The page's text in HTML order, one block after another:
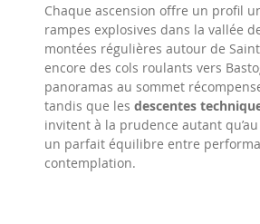
Chaque ascension offre un profil
rampes explosives dans la vallée
montées régulières autour de
encore des cols roulants vers
panoramas au sommet
tandis que les descentes
invitent à la prudence autant
un parfait équilibre entre
contemplation.